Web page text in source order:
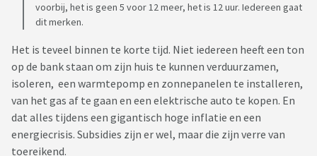
voorbij, het is geen 5 voor 12 meer, het is 12 uur. Iedereen gaat
dit merken.
Het is teveel binnen te korte tijd. Niet iedereen heeft een ton
op de bank staan om zijn huis te kunnen verduurzamen,
isoleren, een warmtepomp en zonnepanelen te installeren,
van het gas af te gaan en een elektrische auto te kopen. En
dat alles tijdens een gigantisch hoge inflatie en een
energiecrisis. Subsidies zijn er wel, maar die zijn verre van
toereikend.